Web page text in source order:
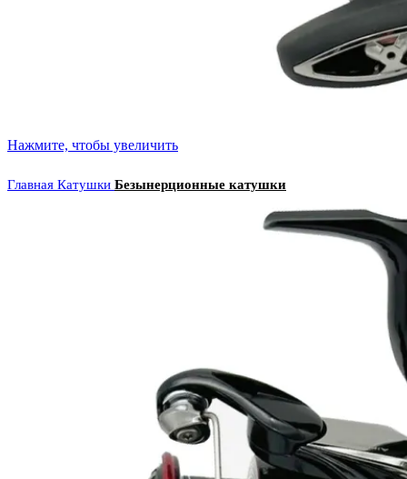
Нажмите, чтобы увеличить
Главная Катушки Безынерционные катушки